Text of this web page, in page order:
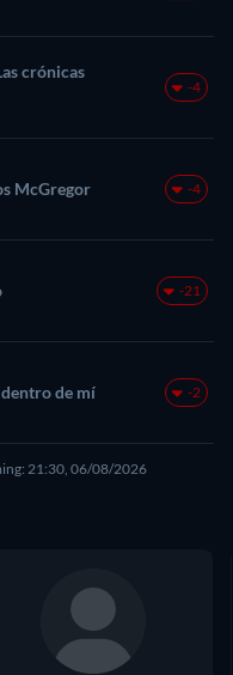
crónicas
-4
McGregor -4
-21
de mí -2
21:30, 06/08/2026